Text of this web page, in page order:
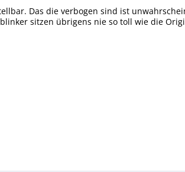
Das die verbogen sind ist
sitzen übrigens nie so toll wie die